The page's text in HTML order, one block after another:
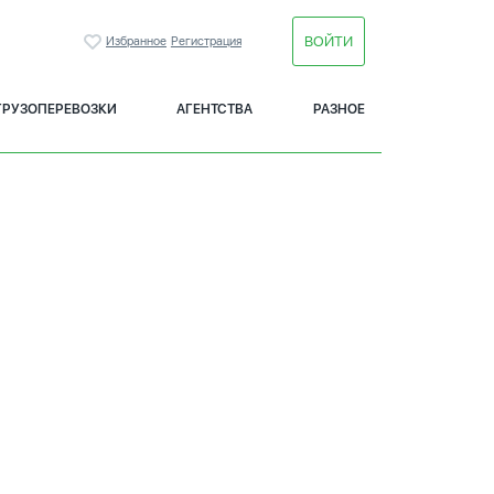
Избранное Регистрация ВОЙТИ
АГЕНТСТВА РАЗНОЕ